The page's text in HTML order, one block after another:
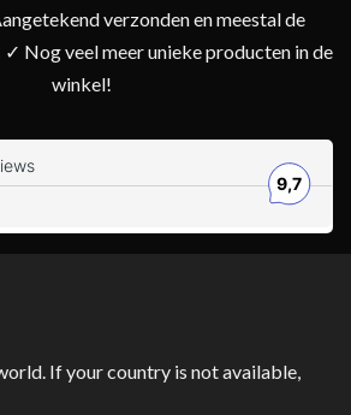
verzonden en meestal de
✓ Nog veel meer unieke producten in de
winkel!
If your country is not available,